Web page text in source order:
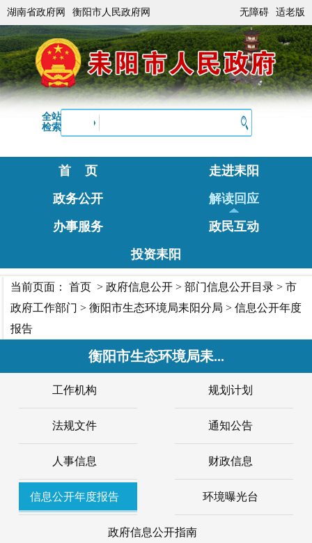
湖南省政府网 衡阳市人民政府网 无障碍 适老版
全站
检索
首 页
走进耒阳
政务公开
解读回应
办事服务
政民互动
投资耒阳
当前页面： 首页 > 政府信息公开 > 部门信息公开目录 > 市
政府工作部门 > 衡阳市生态环境局耒阳分局 > 信息公开年度
报告
衡阳市生态环境局耒...
工作机构 规划计划
法规文件 通知公告
人事信息 财政信息
信息公开年度报告 环境曝光台
政府信息公开指南